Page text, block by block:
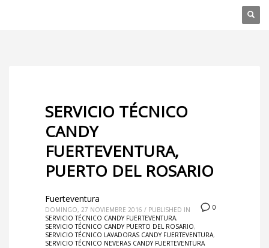
SERVICIO TÉCNICO
CANDY
FUERTEVENTURA,
PUERTO DEL ROSARIO
0
Fuerteventura
DOMINGO, 27 NOVIEMBRE 2016 / PUBLISHED IN
SERVICIO TÉCNICO CANDY FUERTEVENTURA,
SERVICIO TÉCNICO CANDY PUERTO DEL ROSARIO,
SERVICIO TÉCNICO LAVADORAS CANDY FUERTEVENTURA,
SERVICIO TÉCNICO NEVERAS CANDY FUERTEVENTURA